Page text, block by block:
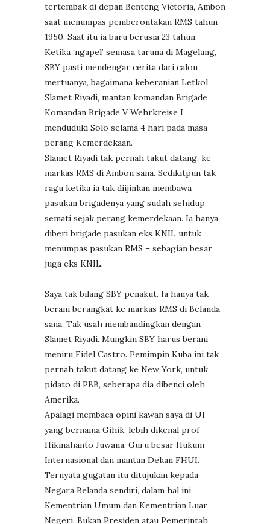
tertembak di depan Benteng Victoria, Ambon
saat menumpas pemberontakan RMS tahun
1950. Saat itu ia baru berusia 23 tahun.
Ketika ‘ngapel’ semasa taruna di Magelang,
SBY pasti mendengar cerita dari calon
mertuanya, bagaimana keberanian Letkol
Slamet Riyadi, mantan komandan Brigade
Komandan Brigade V Wehrkreise I,
menduduki Solo selama 4 hari pada masa
perang Kemerdekaan.
Slamet Riyadi tak pernah takut datang, ke
markas RMS di Ambon sana. Sedikitpun tak
ragu ketika ia tak diijinkan membawa
pasukan brigadenya yang sudah sehidup
semati sejak perang kemerdekaan. Ia hanya
diberi brigade pasukan eks KNIL untuk
menumpas pasukan RMS – sebagian besar
juga eks KNIL.
Saya tak bilang SBY penakut. Ia hanya tak
berani berangkat ke markas RMS di Belanda
sana. Tak usah membandingkan dengan
Slamet Riyadi. Mungkin SBY harus berani
meniru Fidel Castro. Pemimpin Kuba ini tak
pernah takut datang ke New York, untuk
pidato di PBB, seberapa dia dibenci oleh
Amerika.
Apalagi membaca opini kawan saya di UI
yang bernama Gihik, lebih dikenal prof
Hikmahanto Juwana, Guru besar Hukum
Internasional dan mantan Dekan FHUI.
Ternyata gugatan itu ditujukan kepada
Negara Belanda sendiri, dalam hal ini
Kementrian Umum dan Kementrian Luar
Negeri. Bukan Presiden atau Pemerintah